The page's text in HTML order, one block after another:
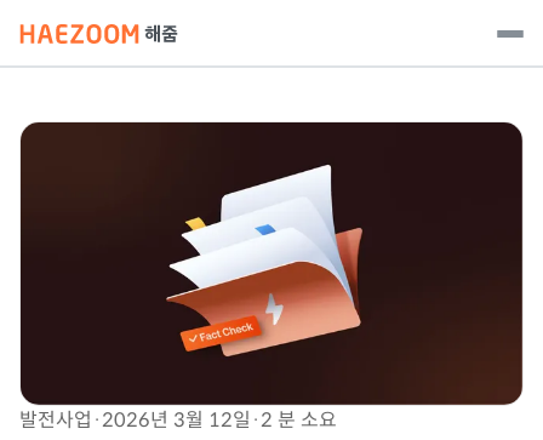
발전사업 ·2026년 3월 12일 ·2 분 소요